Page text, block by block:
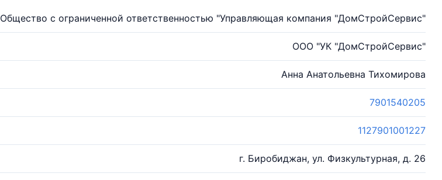
Общество с ограниченной ответственностью "Управляющая компания "ДомСтройСервис"
ООО "УК "ДомСтройСервис"
Анна Анатольевна Тихомирова
7901540205
1127901001227
г. Биробиджан, ул. Физкультурная, д. 26